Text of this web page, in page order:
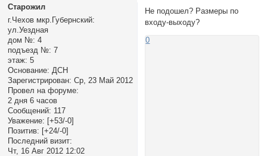
Старожил
г.Чехов мкр.Губернский:
ул.Уездная
дом №: 4
подъезд №: 7
этаж: 5
Основание: ДСН
Зарегистрирован: Ср, 23 Май 2012
Провел на форуме:
2 дня 6 часов
Сообщений: 117
Уважение: [+53/-0]
Позитив: [+24/-0]
Последний визит:
Чт, 16 Авг 2012 12:02
Не подошел? Размеры по
входу-выходу?
0